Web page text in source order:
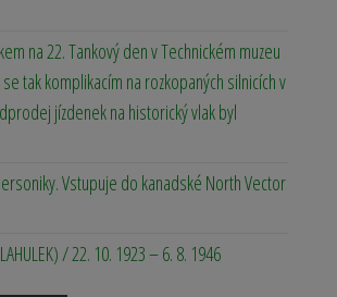
na 22. Tankový den v Technickém muzeu
tak komplikacím na rozkopaných silnicích v
jízdenek na historický vlak byl
Vstupuje do kanadské North Vector
/ 22. 10. 1923 – 6. 8. 1946